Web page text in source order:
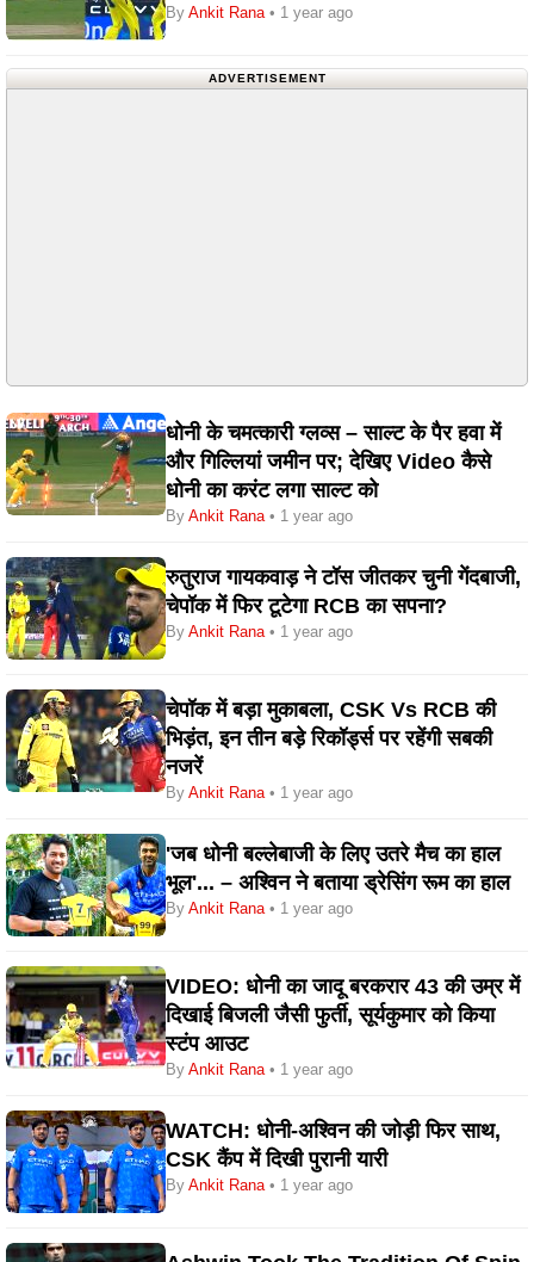
By Ankit Rana• 1 year ago
ADVERTISEMENT
धोनी के चमत्कारी ग्लव्स – साल्ट के पैर हवा में
और गिल्लियां जमीन पर; देखिए Video कैसे
धोनी का करंट लगा साल्ट को
By Ankit Rana• 1 year ago
रुतुराज गायकवाड़ ने टॉस जीतकर चुनी गेंदबाजी,
चेपॉक में फिर टूटेगा RCB का सपना?
By Ankit Rana• 1 year ago
चेपॉक में बड़ा मुकाबला, CSK Vs RCB की
भिड़ंत, इन तीन बड़े रिकॉर्ड्स पर रहेंगी सबकी
नजरें
By Ankit Rana• 1 year ago
'जब धोनी बल्लेबाजी के लिए उतरे मैच का हाल
भूल'... – अश्विन ने बताया ड्रेसिंग रूम का हाल
By Ankit Rana• 1 year ago
VIDEO: धोनी का जादू बरकरार 43 की उम्र में
दिखाई बिजली जैसी फुर्ती, सूर्यकुमार को किया
स्टंप आउट
By Ankit Rana• 1 year ago
WATCH: धोनी-अश्विन की जोड़ी फिर साथ,
CSK कैंप में दिखी पुरानी यारी
By Ankit Rana• 1 year ago